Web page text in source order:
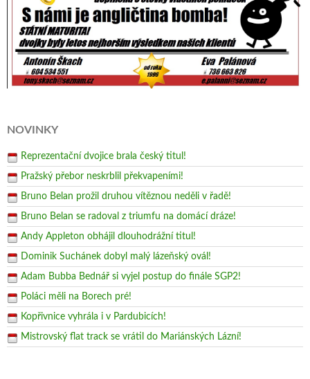
NOVINKY
Reprezentační dvojice brala český titul!
Pražský přebor neskrblil překvapeními!
Bruno Belan prožil druhou vítěznou neděli v řadě!
Bruno Belan se radoval z triumfu na domácí dráze!
Andy Appleton obhájil dlouhodrážní titul!
Dominik Suchánek dobyl malý lázeňský ovál!
Adam Bubba Bednář si vyjel postup do finále SGP2!
Poláci měli na Borech pré!
Kopřivnice vyhrála i v Pardubicích!
Mistrovský flat track se vrátil do Mariánských Lázní!